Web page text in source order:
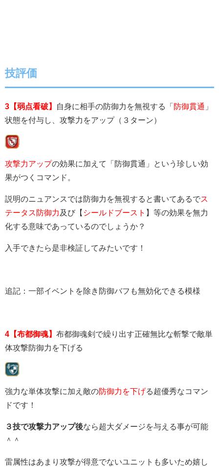
技評価
3【弱点看破】 自身に相手の防御力を無視する「 防御貫通 」
状態を付与し、攻撃力をアップ（３ターン）
攻撃力アップの効果に加えて「防御貫通」という珍しい効
果がつくコマンド。
説明のニュアンスでは防御力を無視すると書いてあるでス
テータス防御力 及び 【 シールドブースト 】等の効果を無力
化する意味であっているのでしょうか？
入手できたら是非検証してみたいです！
追記：一部イベントを除き防御バフも無効化できる模様
4【布都御魂】 布都御魂剣で繰り出す正確無比な斬撃で敵単
体攻撃防御力を下げる
強力な単体攻撃に加え敵の防御力を下げる超優秀なコマン
ドです！
３技で攻撃力アップ後なら超大ダメージを与える事が可能
＾＾
雷属性はあまり攻撃が得意でないユニットも多いため嬉し